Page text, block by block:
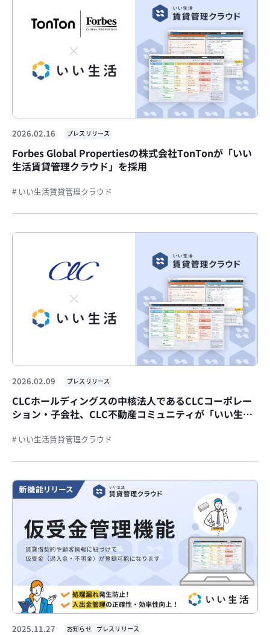
2026.02.16 プレスリリース
Forbes Global Propertiesの株式会社TonTonが「いい
生活賃貸管理クラウド」を採用
# いい生活賃貸管理クラウド
2026.02.09 プレスリリース
CLCホールディングスの中核法人であるCLCコーポレー
ション・子会社、CLC不動産コミュニティが「いい生活
ジメント強化を推進
# いい生活賃貸管理クラウド
2025.11.27 お知らせ プレスリリース